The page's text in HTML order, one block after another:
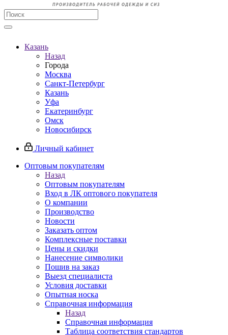
Казань
Назад
Города
Москва
Санкт-Петербург
Казань
Уфа
Екатеринбург
Омск
Новосибирск
Личный кабинет
Оптовым покупателям
Назад
Оптовым покупателям
Вход в ЛК оптового покупателя
О компании
Производство
Новости
Заказать оптом
Комплексные поставки
Цены и скидки
Нанесение символики
Пошив на заказ
Выезд специалиста
Условия доставки
Опытная носка
Справочная информация
Назад
Справочная информация
Таблица соответствия стандартов